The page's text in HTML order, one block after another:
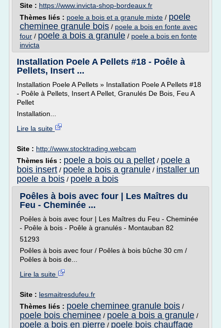
Site : https://www.invicta-shop-bordeaux.fr
Thèmes liés : poele a bois et a granule mixte / poele
cheminee granule bois / poele a bois en fonte avec
four / poele a bois a granule / poele a bois en fonte
invicta
Installation Poele A Pellets #18 - Poêle à
Pellets, Insert ...
Installation Poele A Pellets » Installation Poele A Pellets #18
- Poêle à Pellets, Insert A Pellet, Granulés De Bois, Feu A
Pellet
Installation...
Lire la suite
Site : http://www.stocktrading.webcam
Thèmes liés : poele a bois ou a pellet / poele a
bois insert / poele a bois a granule / installer un
poele a bois / poele a bois
Poêles à bois avec four | Les Maîtres du
Feu - Cheminée ...
Poêles à bois avec four | Les Maîtres du Feu - Cheminée
- Poêle à bois - Poêle à granulés - Montauban 82
51293
Poêles à bois avec four / Poêles à bois bûche 30 cm /
Poêles à bois de...
Lire la suite
Site : lesmaitresdufeu.fr
Thèmes liés : poele cheminee granule bois /
poele bois cheminee / poele a bois a granule /
poele a bois en pierre / poele bois chauffage